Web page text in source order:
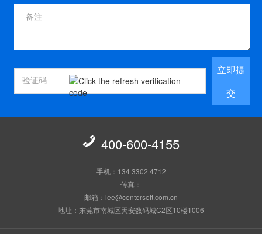
立即提
交
 400-600-4155
手机：134 3302 4712
传真：
邮箱：lee@centersoft.com.cn
地址：东莞市南城区天安数码城C2区10楼1006